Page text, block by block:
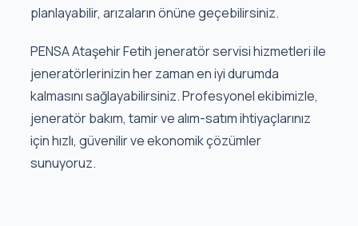
planlayabilir, arızaların önüne geçebilirsiniz.
PENSA Ataşehir Fetih jeneratör servisi hizmetleri ile
jeneratörlerinizin her zaman en iyi durumda
kalmasını sağlayabilirsiniz. Profesyonel ekibimizle,
jeneratör bakım, tamir ve alım-satım ihtiyaçlarınız
için hızlı, güvenilir ve ekonomik çözümler
sunuyoruz.